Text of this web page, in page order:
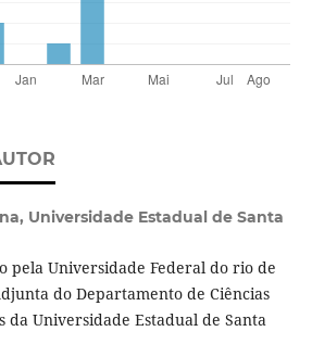
Universidade Estadual de Santa
pela Universidade Federal do rio de
do Departamento de Ciências
da Universidade Estadual de Santa